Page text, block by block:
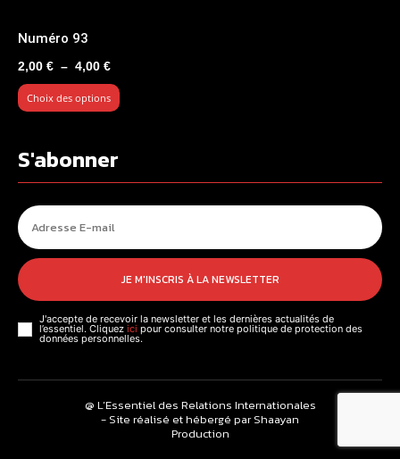
Numéro 93
2,00 € – 4,00 €Plage
de
prix :
4,00 €
Choix des options
S'abonner
JE M'INSCRIS À LA NEWSLETTER
J'accepte de recevoir la newsletter et les dernières actualités de
l’essentiel. Cliquez ici pour consulter notre politique de protection des
données personnelles.
@ L’Essentiel des Relations Internationales
- Site réalisé et hébergé par Shaayan
Production